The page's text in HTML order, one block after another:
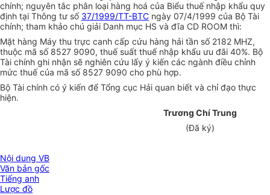
chính; nguyên tắc phân loại hàng hoá của Biểu thuế nhập khẩu quy
định tại Thông tư số 37/1999/TT-BTC ngày 07/4/1999 của Bộ Tài
chính; tham khảo chú giải Danh mục HS và đĩa CD ROOM thì:
Mặt hàng Máy thu trực canh cấp cứu hàng hải tần số 2182 MHZ,
thuộc mã số 8527 9090, thuế suất thuế nhập khẩu ưu đãi 40%. Bộ
Tài chính ghi nhận sẽ nghiên cứu lấy ý kiến các ngành điều chỉnh
mức thuế của mã số 8527 9090 cho phù hợp.
Bộ Tài chính có ý kiến để Tổng cục Hải quan biết và chỉ đạo thực
hiện.
Trương Chí Trung
(Đã ký)
Nội dung VB
Văn bản gốc
Tiếng anh
Lược đồ